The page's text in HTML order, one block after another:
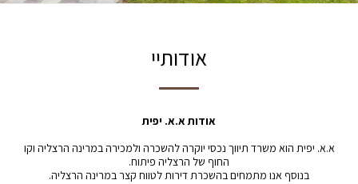
אודותיי
אודות א.א. יפית
א.א. יפית הוא משרד תיווך נכסי יוקרה להשכרה ולמכירה במרינה הרצליה וקו
החוף של הרצליה פיתוח.
בנוסף אנו מתמחים בהשכרת דירות לטווח קצר במרינה הרצליה.